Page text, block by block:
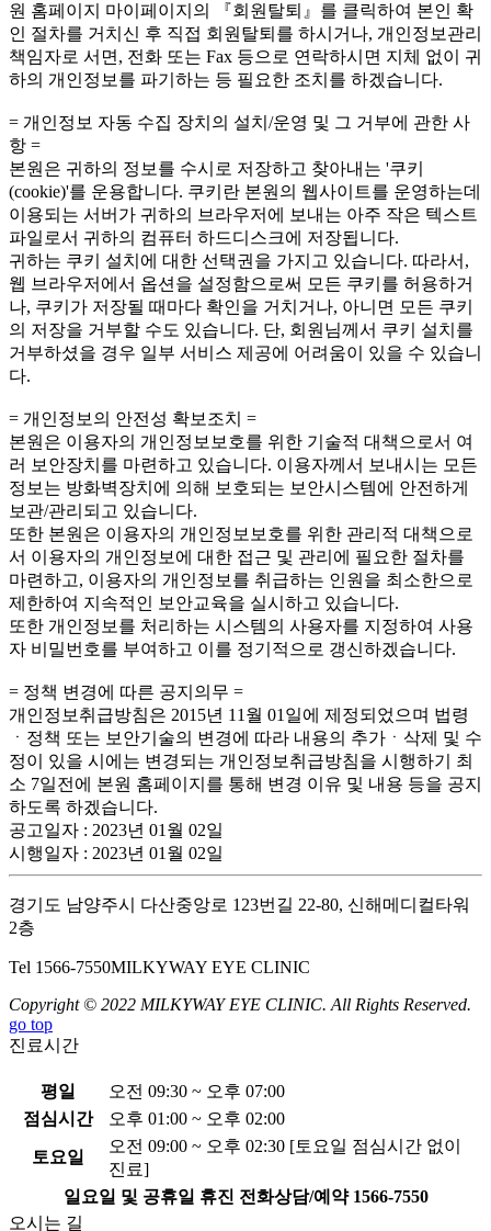
원 홈페이지 마이페이지의 『회원탈퇴』를 클릭하여 본인 확
인 절차를 거치신 후 직접 회원탈퇴를 하시거나, 개인정보관리
책임자로 서면, 전화 또는 Fax 등으로 연락하시면 지체 없이 귀
하의 개인정보를 파기하는 등 필요한 조치를 하겠습니다.
= 개인정보 자동 수집 장치의 설치/운영 및 그 거부에 관한 사
항 =
본원은 귀하의 정보를 수시로 저장하고 찾아내는 '쿠키
(cookie)'를 운용합니다. 쿠키란 본원의 웹사이트를 운영하는데
이용되는 서버가 귀하의 브라우저에 보내는 아주 작은 텍스트
파일로서 귀하의 컴퓨터 하드디스크에 저장됩니다.
귀하는 쿠키 설치에 대한 선택권을 가지고 있습니다. 따라서,
웹 브라우저에서 옵션을 설정함으로써 모든 쿠키를 허용하거
나, 쿠키가 저장될 때마다 확인을 거치거나, 아니면 모든 쿠키
의 저장을 거부할 수도 있습니다. 단, 회원님께서 쿠키 설치를
거부하셨을 경우 일부 서비스 제공에 어려움이 있을 수 있습니
다.
= 개인정보의 안전성 확보조치 =
본원은 이용자의 개인정보보호를 위한 기술적 대책으로서 여
러 보안장치를 마련하고 있습니다. 이용자께서 보내시는 모든
정보는 방화벽장치에 의해 보호되는 보안시스템에 안전하게
보관/관리되고 있습니다.
또한 본원은 이용자의 개인정보보호를 위한 관리적 대책으로
서 이용자의 개인정보에 대한 접근 및 관리에 필요한 절차를
마련하고, 이용자의 개인정보를 취급하는 인원을 최소한으로
제한하여 지속적인 보안교육을 실시하고 있습니다.
또한 개인정보를 처리하는 시스템의 사용자를 지정하여 사용
자 비밀번호를 부여하고 이를 정기적으로 갱신하겠습니다.
= 정책 변경에 따른 공지의무 =
개인정보취급방침은 2015년 11월 01일에 제정되었으며 법령
ㆍ정책 또는 보안기술의 변경에 따라 내용의 추가ㆍ삭제 및 수
정이 있을 시에는 변경되는 개인정보취급방침을 시행하기 최
소 7일전에 본원 홈페이지를 통해 변경 이유 및 내용 등을 공지
하도록 하겠습니다.
공고일자 : 2023년 01월 02일
시행일자 : 2023년 01월 02일
경기도 남양주시 다산중앙로 123번길 22-80, 신해메디컬타워
2층
Tel 1566-7550MILKYWAY EYE CLINIC
Copyright © 2022 MILKYWAY EYE CLINIC. All Rights Reserved.
go top
진료시간
평일
오전 09:30 ~ 오후 07:00
점심시간
오후 01:00 ~ 오후 02:00
토요일
오전 09:00 ~ 오후 02:30 [토요일 점심시간 없이
진료]
일요일 및 공휴일 휴진 전화상담/예약 1566-7550
오시는 길